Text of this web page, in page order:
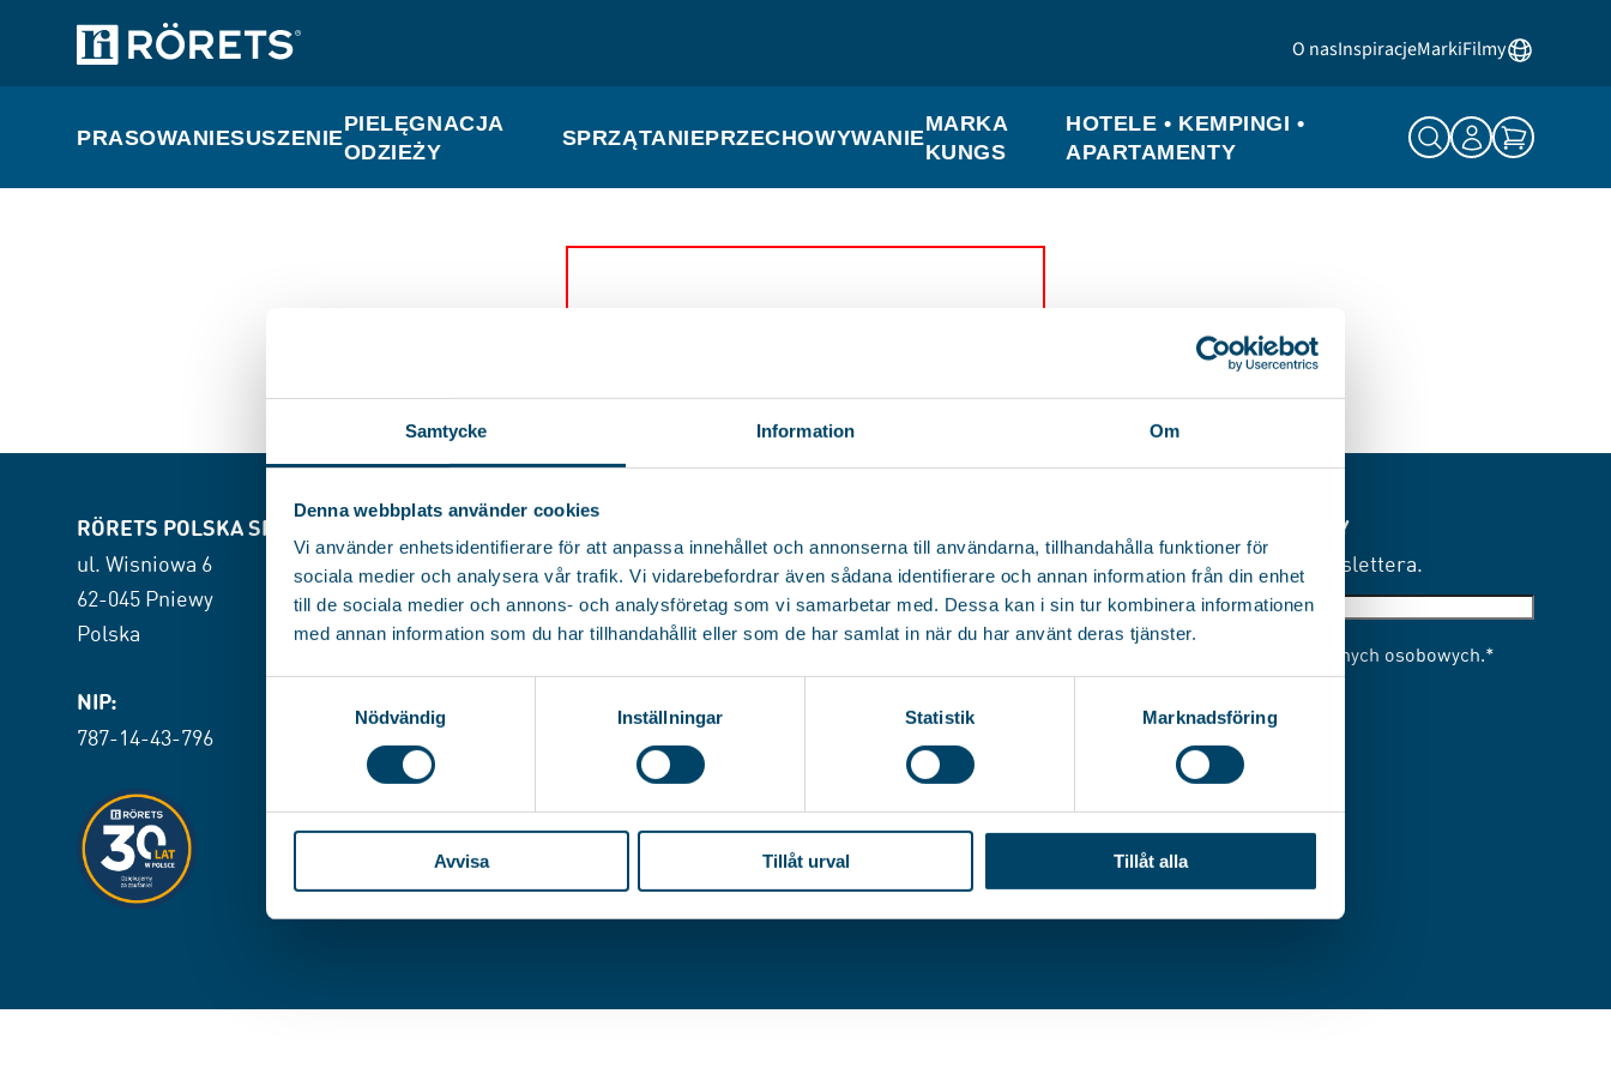
Samtycke Information Om
Denna webbplats använder cookies
Vi använder enhetsidentifierare för att anpassa innehållet och annonserna till användarna, tillhandahålla funktioner för
sociala medier och analysera vår trafik. Vi vidarebefordrar även sådana identifierare och annan information från din enhet
till de sociala medier och annons- och analysföretag som vi samarbetar med. Dessa kan i sin tur kombinera informationen
med annan information som du har tillhandahållit eller som de har samlat in när du har använt deras tjänster.
Nödvändig
Inställningar Statistik Marknadsföring
Avvisa Tillåt urval Tillåt alla
O nasInspiracjeMarkiFilmy
PRASOWANIESUSZENIE
PIELĘGNACJA
ODZIEŻY
SPRZĄTANIEPRZECHOWYWANIE
MARKA
KUNGS
HOTELE • KEMPINGI •
APARTAMENTY
RÖRETS POLSKA SP.ZO.O.
ul. Wisniowa 6
62-045 Pniewy
Polska
NIP:
787-14-43-796
REGULAMIN SKLEPU
DANE OSOBOWE
FORMULARZ REKLAMACYJNY – POBIERZ
KONTAKTY
+48 61 29 10 917
E-MAIL
BIULETYN INFORMACYJNY
Zapisz się do naszego newslettera.
E-
post
SamtyckeZgoda na przetwarzanie danych osobowych.*